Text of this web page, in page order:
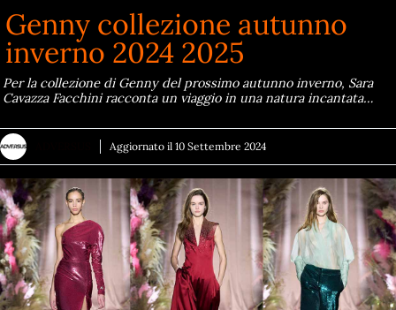
Genny collezione autunno
inverno 2024 2025
Per la collezione di Genny del prossimo autunno inverno, Sara
Cavazza Facchini racconta un viaggio in una natura incantata…
Aggiornato il 10 Settembre 2024